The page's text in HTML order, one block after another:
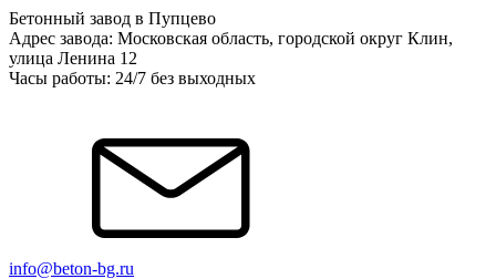
Бетонный завод в Пупцево
Адрес завода: Московская область, городской округ Клин,
улица Ленина 12
Часы работы: 24/7 без выходных
info@beton-bg.ru